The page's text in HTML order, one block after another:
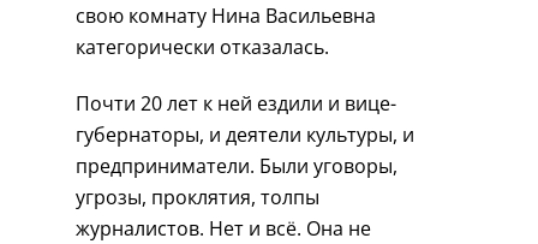
свою комнату Нина Васильевна
категорически отказалась.
Почти 20 лет к ней ездили и вице-
губернаторы, и деятели культуры, и
предприниматели. Были уговоры,
угрозы, проклятия, толпы
журналистов. Нет и всё. Она не